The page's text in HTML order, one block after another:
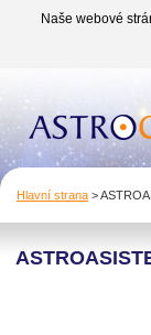
Naše webové
Hlavní strana >